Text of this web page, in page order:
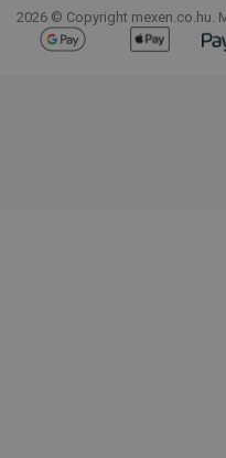
2026 © Copyright mexen.co.hu.